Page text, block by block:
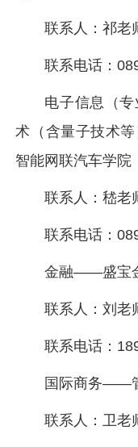
联系人：祁老
联系电话：
电子信息（
术（含量子技术
智能网联汽车学院
联系人：嵇老
联系电话：
金融——盛宝
联系人：刘老
联系电话：
国际商务——
联系人：卫老